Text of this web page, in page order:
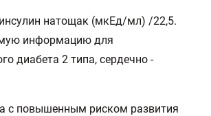
натощак (мкЕд/мл) /22,5.
информацию для
диабета 2 типа, сердечно -
с повышенным риском развития